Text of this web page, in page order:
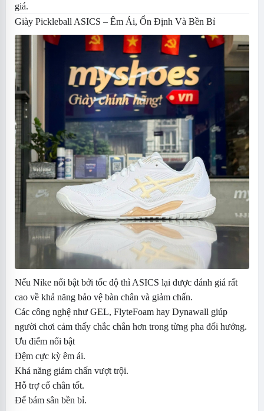
giá.
Giày Pickleball ASICS – Êm Ái, Ổn Định Và Bền Bỉ
Nếu Nike nổi bật bởi tốc độ thì ASICS lại được đánh giá rất
cao về khả năng bảo vệ bàn chân và giảm chấn.
Các công nghệ như GEL, FlyteFoam hay Dynawall giúp
người chơi cảm thấy chắc chắn hơn trong từng pha đổi hướng.
Ưu điểm nổi bật
Đệm cực kỳ êm ái.
Khả năng giảm chấn vượt trội.
Hỗ trợ cổ chân tốt.
Đế bám sân bền bỉ.